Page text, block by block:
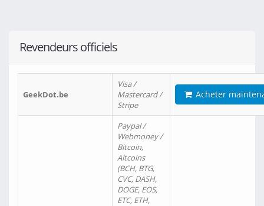
Revendeurs officiels
GeekDot.be
Visa /
Mastercard /
Stripe
Acheter
Paypal /
Webmoney /
Bitcoin,
Altcoins
(BCH, BTG,
CVC, DASH,
DOGE, EOS,
ETC, ETH,